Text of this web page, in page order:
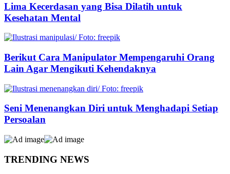
Lima Kecerdasan yang Bisa Dilatih untuk
Kesehatan Mental
Berikut Cara Manipulator Mempengaruhi Orang
Lain Agar Mengikuti Kehendaknya
Seni Menenangkan Diri untuk Menghadapi Setiap
Persoalan
TRENDING NEWS